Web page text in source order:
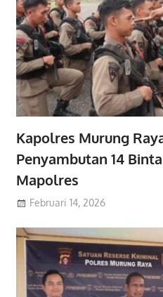
Kapolres Murung
Penyambutan 14
Mapolres
Februari 14, 2026